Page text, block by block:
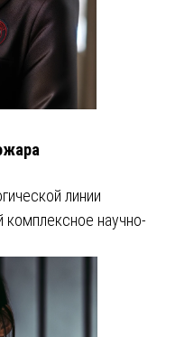
линии
комплексное научно-